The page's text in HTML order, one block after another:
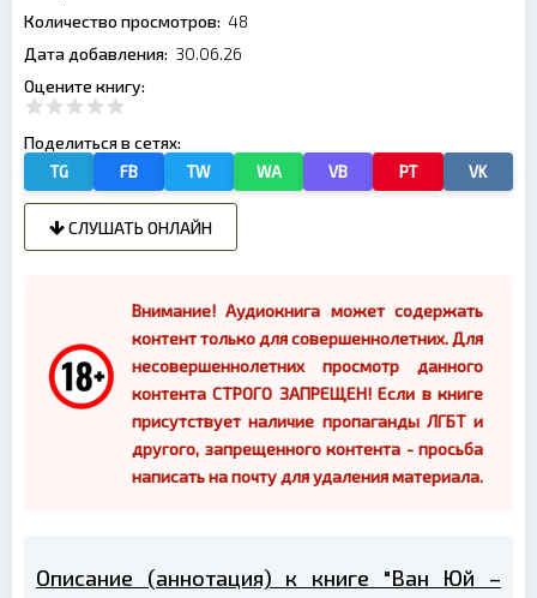
Количество просмотров: 48
Дата добавления: 30.06.26
Оцените книгу:
Поделиться в сетях:
TG FB TW WA VB PT VK
СЛУШАТЬ ОНЛАЙН
Внимание! Аудиокнига может содержать
контент только для совершеннолетних. Для
несовершеннолетних просмотр данного
контента СТРОГО ЗАПРЕЩЕН! Если в книге
присутствует наличие пропаганды ЛГБТ и
другого, запрещенного контента - просьба
написать на почту для удаления материала.
Описание (аннотация) к книге "Ван Юй –